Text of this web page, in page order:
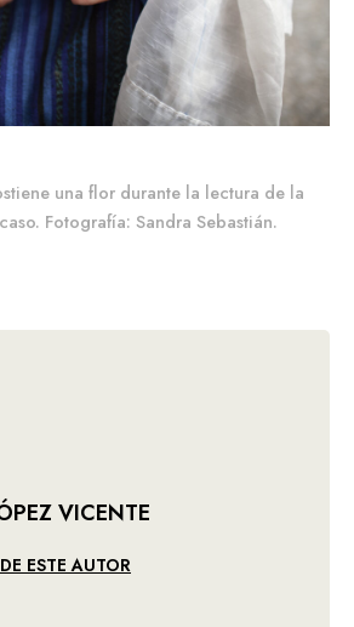
una flor durante la lectura de la
Fotografía: Sandra Sebastián.
VICENTE
ESTE AUTOR